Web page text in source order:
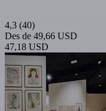
4,3 (40)
Des de 49,66 USD
47,18 USD